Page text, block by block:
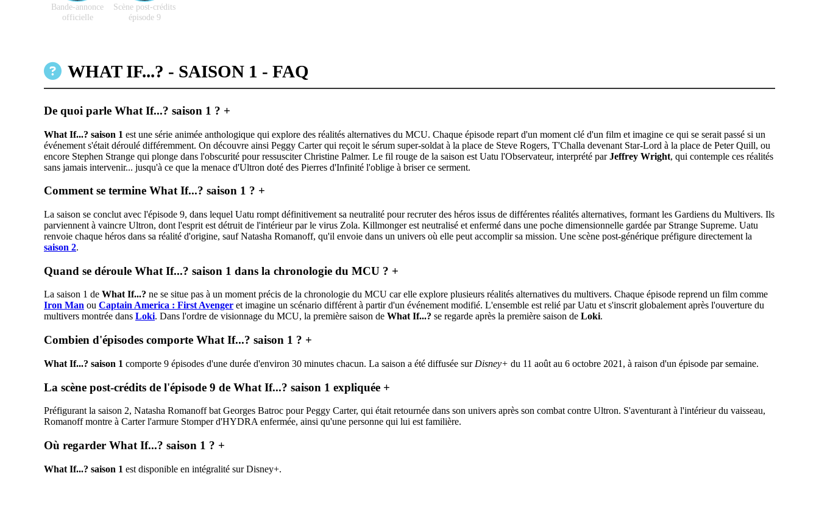
Bande-annonce
officielle
Scène post-crédits
épisode 9
WHAT IF...? - SAISON 1 - FAQ
De quoi parle What If...? saison 1 ? +
What If...? saison 1 est une série animée anthologique qui explore des réalités alternatives du MCU. Chaque épisode repart d'un moment clé d'un film et imagine ce qui se serait passé si un
événement s'était déroulé différemment. On découvre ainsi Peggy Carter qui reçoit le sérum super-soldat à la place de Steve Rogers, T'Challa devenant Star-Lord à la place de Peter Quill, ou
encore Stephen Strange qui plonge dans l'obscurité pour ressusciter Christine Palmer. Le fil rouge de la saison est Uatu l'Observateur, interprété parJeffrey Wright, qui contemple ces réalités
sans jamais intervenir... jusqu'à ce que la menace d'Ultron doté des Pierres d'Infinité l'oblige à briser ce serment.
Comment se termine What If...? saison 1 ? +
La saison se conclut avec l'épisode 9, dans lequel Uatu rompt définitivement sa neutralité pour recruter des héros issus de différentes réalités alternatives, formant les Gardiens du Multivers. Ils
parviennent à vaincre Ultron, dont l'esprit est détruit de l'intérieur par le virus Zola. Killmonger est neutralisé et enfermé dans une poche dimensionnelle gardée par Strange Supreme. Uatu
renvoie chaque héros dans sa réalité d'origine, sauf Natasha Romanoff, qu'il envoie dans un univers où elle peut accomplir sa mission. Une scène post-générique préfigure directement la
saison 2.
Quand se déroule What If...? saison 1 dans la chronologie du MCU ? +
La saison 1 de What If...? ne se situe pas à un moment précis de la chronologie du MCU car elle explore plusieurs réalités alternatives du multivers. Chaque épisode reprend un film comme
Iron Man ou Captain America : First Avenger et imagine un scénario différent à partir d'un événement modifié. L'ensemble est relié par Uatu et s'inscrit globalement après l'ouverture du
multivers montrée dans Loki. Dans l'ordre de visionnage du MCU, la première saison de What If...? se regarde après la première saison de Loki.
Combien d'épisodes comporte What If...? saison 1 ? +
What If...? saison 1 comporte 9 épisodes d'une durée d'environ 30 minutes chacun. La saison a été diffusée sur Disney+ du 11 août au 6 octobre 2021, à raison d'un épisode par semaine.
La scène post-crédits de l'épisode 9 de What If...? saison 1 expliquée +
Préfigurant la saison 2, Natasha Romanoff bat Georges Batroc pour Peggy Carter, qui était retournée dans son univers après son combat contre Ultron. S'aventurant à l'intérieur du vaisseau,
Romanoff montre à Carter l'armure Stomper d'HYDRA enfermée, ainsi qu'une personne qui lui est familière.
Où regarder What If...? saison 1 ? +
What If...? saison 1 est disponible en intégralité sur Disney+.